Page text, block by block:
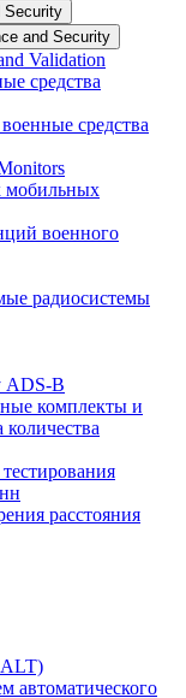
Security
and Security
Validation
средства
средства
мобильных
военного
радиосистемы
ADS-B
комплекты и
расстояния
автоматического